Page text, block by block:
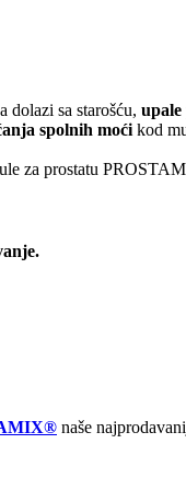
dolazi sa starošću, upale
spolnih moći kod
za prostatu
® naše